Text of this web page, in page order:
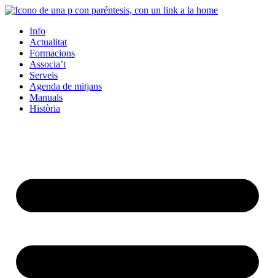
Info
Actualitat
Formacions
Associa’t
Serveis
Agenda de mitjans
Manuals
Història